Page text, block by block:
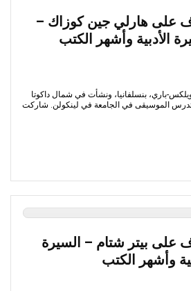
على هارلي جين كوزاك –
الأدبية وأشهر الكتب
باري، بنسلفانيا، ونشأت في شمال داكوتا
تدرس الموسيقى في الجامعة في لينكولن. شاركت
على بيتر شتام – السيرة
وأشهر الكتب